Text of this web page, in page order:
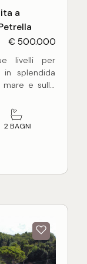
a
€ 500.000
livelli per
splendida
mare e sulle
i locali un
agricoli e
circa, a
struttura
in legno
che
2 BAGNI